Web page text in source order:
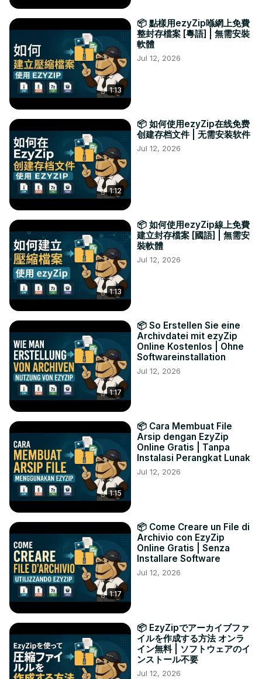
1:13
📦 點樣用ezyZip喺網上免費
整封存檔案 [粵語] | 無需安裝
軟體
Jul 12, 2026
1:12
📦 如何使用ezyZip在线免费
创建存档文件 | 无需安装软件
Jul 12, 2026
1:13
📦 如何使用ezyZip線上免費
建立封存檔案 [國語] | 無需安
裝軟體
Jul 12, 2026
1:17
📦 So Erstellen Sie eine
Archivdatei mit ezyZip
Online Kostenlos | Ohne
Softwareinstallation
Jul 12, 2026
1:15
📦 Cara Membuat File
Arsip dengan EzyZip
Online Gratis | Tanpa
Instalasi Perangkat Lunak
Jul 12, 2026
1:17
📦 Come Creare un File di
Archivio con EzyZip
Online Gratis | Senza
Installare Software
Jul 12, 2026
📦 EzyZipでアーカイブファ
イルを作成する方法 オンラ
イン無料 | ソフトウェアのイ
ンストール不要
Jul 12, 2026